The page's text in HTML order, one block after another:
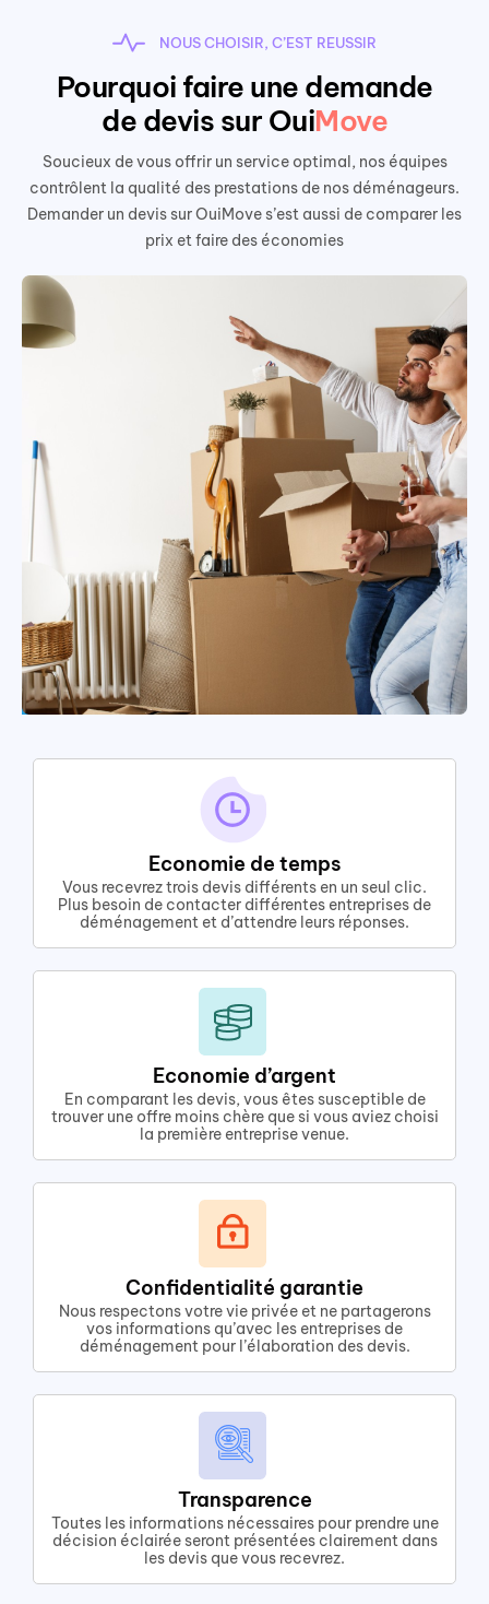
NOUS CHOISIR, C’EST REUSSIR
Pourquoi faire une demande
de devis sur OuiMove
Soucieux de vous offrir un service optimal, nos équipes
contrôlent la qualité des prestations de nos déménageurs.
Demander un devis sur OuiMove s’est aussi de comparer les
prix et faire des économies
Economie de temps
Vous recevrez trois devis différents en un seul clic.
Plus besoin de contacter différentes entreprises de
déménagement et d’attendre leurs réponses.
Economie d’argent
En comparant les devis, vous êtes susceptible de
trouver une offre moins chère que si vous aviez choisi
la première entreprise venue.
Confidentialité garantie
Nous respectons votre vie privée et ne partagerons
vos informations qu’avec les entreprises de
déménagement pour l’élaboration des devis.
Transparence
Toutes les informations nécessaires pour prendre une
décision éclairée seront présentées clairement dans
les devis que vous recevrez.